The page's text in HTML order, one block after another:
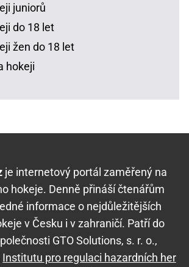
juniorů
do 18 let
žen do 18 let
hokeji
je internetový portál zaměřený na
hokeje. Denně přináší čtenářům
informace o nejdůležitějších
v Česku i v zahraničí. Patří do
GTO Solutions, s. r. o.,
Institutu pro regulaci hazardních her